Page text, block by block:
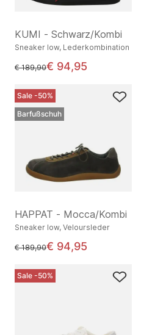
KUMI - Schwarz/Kombi
Sneaker low, Lederkombination
statt
€ 189,90€ 94,95
Sale -50%
Barfußschuh
HAPPAT - Mocca/Kombi
Sneaker low, Veloursleder
statt
€ 189,90€ 94,95
Sale -50%